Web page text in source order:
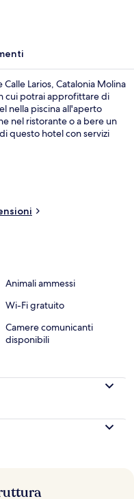
Larios, Catalonia Molina
cui potrai approfittare di
nella piscina all'aperto
nel ristorante o a bere un
questo hotel con servizi
gentile e il bar.
Stazione di La Marina è
a piedi.
Animali ammessi
Wi-Fi gratuito
Camere comunicanti
disponibili